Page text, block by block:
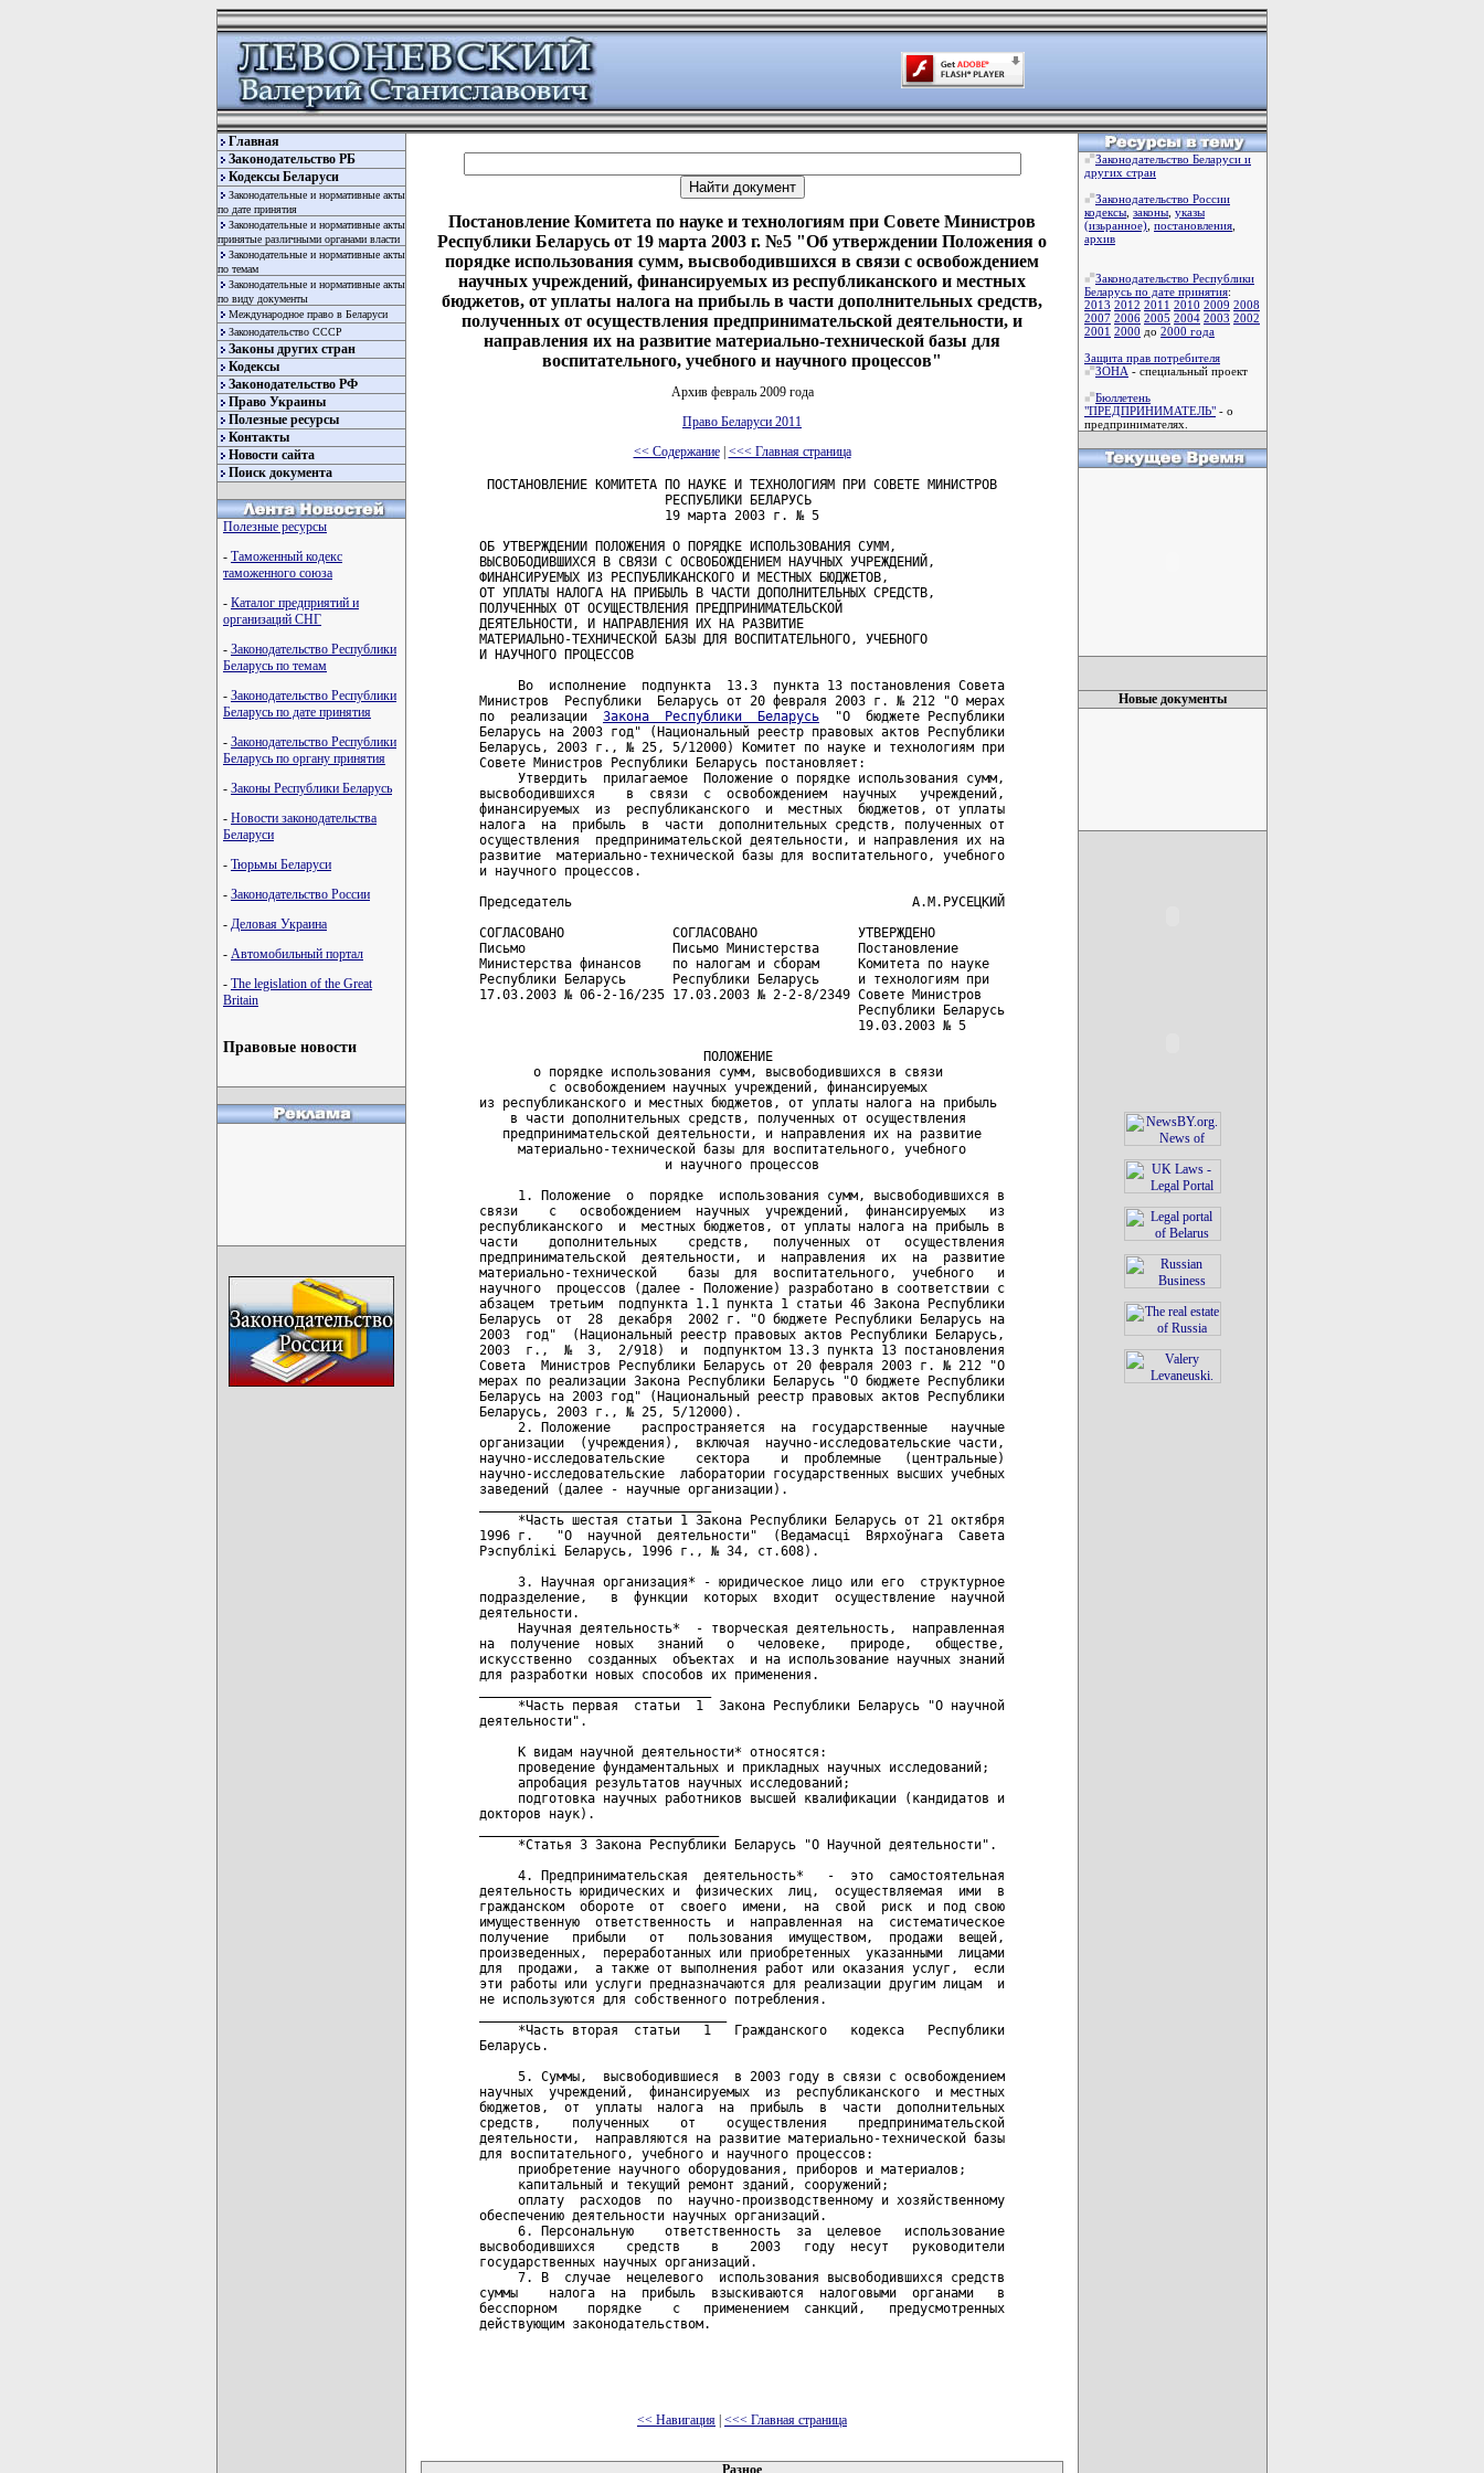
Главная
Законодательство РБ
Кодексы Беларуси
Законодательные и нормативные акты
по дате принятия
Законодательные и нормативные акты
принятые различными органами власти
Законодательные и нормативные акты
по темам
Законодательные и нормативные акты
по виду документы
Международное право в Беларуси
Законодательство СССР
Законы других стран
Кодексы
Законодательство РФ
Право Украины
Полезные ресурсы
Контакты
Новости сайта
Поиск документа
Полезные ресурсы
- Таможенный кодекс
таможенного союза
- Каталог предприятий и
организаций СНГ
- Законодательство Республики
Беларусь по темам
- Законодательство Республики
Беларусь по дате принятия
- Законодательство Республики
Беларусь по органу принятия
- Законы Республики Беларусь
- Новости законодательства
Беларуси
- Тюрьмы Беларуси
- Законодательство России
- Деловая Украина
- Автомобильный портал
- The legislation of the Great
Britain
Правовые новости
Постановление Комитета по науке и технологиям при Совете Министров
Республики Беларусь от 19 марта 2003 г. №5 "Об утверждении Положения о
порядке использования сумм, высвободившихся в связи с освобождением
научных учреждений, финансируемых из республиканского и местных
бюджетов, от уплаты налога на прибыль в части дополнительных средств,
полученных от осуществления предпринимательской деятельности, и
направления их на развитие материально-технической базы для
воспитательного, учебного и научного процессов"
Архив февраль 2009 года
Право Беларуси 2011
<< Содержание| <<< Главная страница
ПОСТАНОВЛЕНИЕ КОМИТЕТА ПО НАУКЕ И ТЕХНОЛОГИЯМ ПРИ СОВЕТЕ МИНИСТРОВ
                        РЕСПУБЛИКИ БЕЛАРУСЬ
                        19 марта 2003 г. № 5
ОБ УТВЕРЖДЕНИИ ПОЛОЖЕНИЯ О ПОРЯДКЕ ИСПОЛЬЗОВАНИЯ СУММ,
ВЫСВОБОДИВШИХСЯ В СВЯЗИ С ОСВОБОЖДЕНИЕМ НАУЧНЫХ УЧРЕЖДЕНИЙ,
ФИНАНСИРУЕМЫХ ИЗ РЕСПУБЛИКАНСКОГО И МЕСТНЫХ БЮДЖЕТОВ,
ОТ УПЛАТЫ НАЛОГА НА ПРИБЫЛЬ В ЧАСТИ ДОПОЛНИТЕЛЬНЫХ СРЕДСТВ,
ПОЛУЧЕННЫХ ОТ ОСУЩЕСТВЛЕНИЯ ПРЕДПРИНИМАТЕЛЬСКОЙ
ДЕЯТЕЛЬНОСТИ, И НАПРАВЛЕНИЯ ИХ НА РАЗВИТИЕ
МАТЕРИАЛЬНО-ТЕХНИЧЕСКОЙ БАЗЫ ДЛЯ ВОСПИТАТЕЛЬНОГО, УЧЕБНОГО
И НАУЧНОГО ПРОЦЕССОВ
     Во  исполнение  подпункта  13.3  пункта 13 постановления Совета
Министров  Республики  Беларусь от 20 февраля 2003 г. № 212 "О мерах
по  реализации Закона  Республики  Беларусь
  "О  бюджете Республики
Беларусь на 2003 год" (Национальный реестр правовых актов Республики
Беларусь, 2003 г., № 25, 5/12000) Комитет по науке и технологиям при
Совете Министров Республики Беларусь постановляет:
     Утвердить  прилагаемое  Положение о порядке использования сумм,
высвободившихся    в  связи  с  освобождением  научных   учреждений,
финансируемых  из  республиканского  и  местных  бюджетов, от уплаты
налога  на  прибыль  в  части  дополнительных средств, полученных от
осуществления  предпринимательской деятельности, и направления их на
развитие  материально-технической базы для воспитательного, учебного
и научного процессов.
Председатель                                            А.М.РУСЕЦКИЙ
СОГЛАСОВАНО              СОГЛАСОВАНО             УТВЕРЖДЕНО
Письмо                   Письмо Министерства     Постановление
Министерства финансов    по налогам и сборам     Комитета по науке
Республики Беларусь      Республики Беларусь     и технологиям при
17.03.2003 № 06-2-16/235 17.03.2003 № 2-2-8/2349 Совете Министров
                                                 Республики Беларусь
                                                 19.03.2003 № 5
                             ПОЛОЖЕНИЕ
       о порядке использования сумм, высвободившихся в связи
         с освобождением научных учреждений, финансируемых
из республиканского и местных бюджетов, от уплаты налога на прибыль
    в части дополнительных средств, полученных от осуществления
   предпринимательской деятельности, и направления их на развитие
     материально-технической базы для воспитательного, учебного
                        и научного процессов
     1. Положение  о  порядке  использования сумм, высвободившихся в
связи    с   освобождением  научных  учреждений,  финансируемых   из
республиканского  и  местных бюджетов, от уплаты налога на прибыль в
части    дополнительных    средств,   полученных  от   осуществления
предпринимательской  деятельности,  и  направления  их  на  развитие
материально-технической    базы  для  воспитательного,  учебного   и
научного  процессов (далее - Положение) разработано в соответствии с
абзацем  третьим  подпункта 1.1 пункта 1 статьи 46 Закона Республики
Беларусь  от  28  декабря  2002 г. "О бюджете Республики Беларусь на
2003  год"  (Национальный реестр правовых актов Республики Беларусь,
2003  г.,  №  3,  2/918)  и  подпунктом 13.3 пункта 13 постановления
Совета  Министров Республики Беларусь от 20 февраля 2003 г. № 212 "О
мерах по реализации Закона Республики Беларусь "О бюджете Республики
Беларусь на 2003 год" (Национальный реестр правовых актов Республики
Беларусь, 2003 г., № 25, 5/12000).
     2. Положение    распространяется  на  государственные   научные
организации  (учреждения),  включая  научно-исследовательские части,
научно-исследовательские    сектора    и  проблемные   (центральные)
научно-исследовательские  лаборатории государственных высших учебных
заведений (далее - научные организации).
     *Часть шестая статьи 1 Закона Республики Беларусь от 21 октября
1996 г.   "О  научной  деятельности"  (Ведамасцi  Вярхоўнага  Савета
Рэспублiкi Беларусь, 1996 г., № 34, ст.608).
     3. Научная организация* - юридическое лицо или его  структурное
подразделение,   в  функции  которых  входит  осуществление  научной
деятельности.
     Научная деятельность*  - творческая деятельность,  направленная
на  получение  новых   знаний   о   человеке,   природе,   обществе,
искусственно  созданных  объектах  и на использование научных знаний
для разработки новых способов их применения.
     *Часть первая  статьи  1  Закона Республики Беларусь "О научной
деятельности".
     К видам научной деятельности* относятся:
     проведение фундаментальных и прикладных научных исследований;
     апробация результатов научных исследований;
     подготовка научных работников высшей квалификации (кандидатов и
докторов наук).
     *Статья 3 Закона Республики Беларусь "О Научной деятельности".
     4. Предпринимательская  деятельность*   -  это  самостоятельная
деятельность юридических и  физических  лиц,  осуществляемая  ими  в
гражданском  обороте  от  своего  имени,  на  свой  риск  и под свою
имущественную  ответственность  и  направленная  на  систематическое
получение   прибыли   от   пользования  имуществом,  продажи  вещей,
произведенных,  переработанных или приобретенных  указанными  лицами
для  продажи,  а также от выполнения работ или оказания услуг,  если
эти работы или услуги предназначаются для реализации другим лицам  и
не используются для собственного потребления.
     *Часть вторая  статьи   1   Гражданского   кодекса   Республики
Беларусь.
     5. Суммы,  высвободившиеся  в 2003 году в связи с освобождением
научных  учреждений,  финансируемых  из  республиканского  и местных
бюджетов,  от  уплаты  налога  на  прибыль  в  части  дополнительных
средств,    полученных    от    осуществления    предпринимательской
деятельности,  направляются на развитие материально-технической базы
для воспитательного, учебного и научного процессов:
     приобретение научного оборудования, приборов и материалов;
     капитальный и текущий ремонт зданий, сооружений;
     оплату  расходов  по  научно-производственному и хозяйственному
обеспечению деятельности научных организаций.
     6. Персональную    ответственность  за  целевое   использование
высвободившихся    средств    в    2003   году  несут   руководители
государственных научных организаций.
     7. В  случае  нецелевого  использования высвободившихся средств
суммы    налога  на  прибыль  взыскиваются  налоговыми  органами   в
бесспорном    порядке    с   применением  санкций,   предусмотренных
действующим законодательством.
<< Навигация <<< Главная страница
Разное
Законодательство Беларуси и
других стран
Законодательство России
кодексы законы указы
(изьранное) постановления
архив
Законодательство Республики
Беларусь по дате принятия:
2013 2012 2011 2010 2009 2008
2007 2006 2005 2004 2003 2002
2001 2000 до 2000 года
Защита прав потребителя
ЗОНА - специальный проект
Бюллетень
"ПРЕДПРИНИМАТЕЛЬ" - о
предпринимателях.
Новые документы